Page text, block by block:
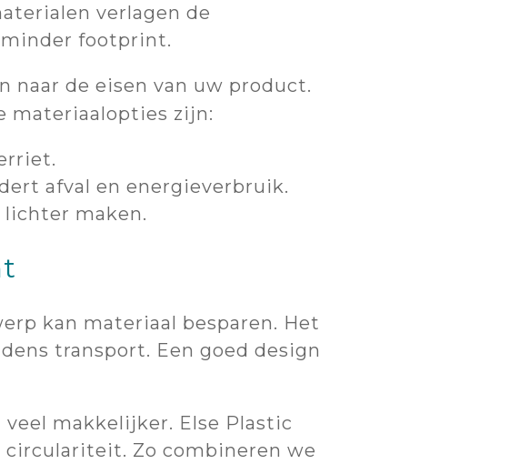
verlagen de
minder footprint.
naar de eisen van uw product.
materiaalopties zijn:
afval en energieverbruik.
maken.
kan materiaal besparen. Het
transport. Een goed design
makkelijker. Else Plastic
Zo combineren we